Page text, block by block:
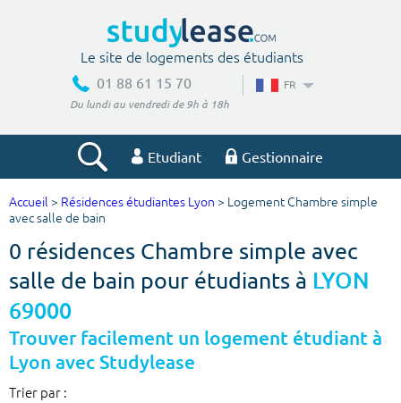
Le site de logements des étudiants
01 88 61 15 70
Du lundi au vendredi de 9h à 18h
FR
Etudiant Gestionnaire
Votre recherche
Ville, école
Budget min
€
Budget max
Accueil > Résidences étudiantes Lyon > Logement Chambre simple
avec salle de bain
0 résidences Chambre simple avec
salle de bain pour étudiants à LYON
69000
Trouver facilement un logement étudiant à
Lyon avec Studylease
Trier par :